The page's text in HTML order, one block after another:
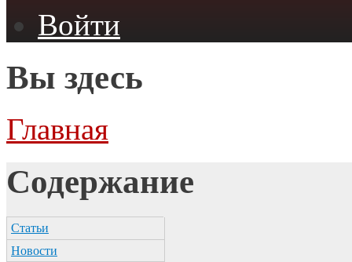
Войти
Вы здесь
Главная
Содержание
Статьи
Новости